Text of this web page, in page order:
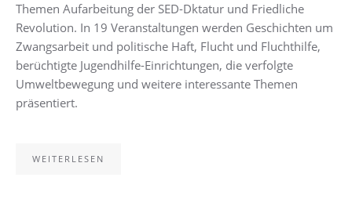
Themen Aufarbeitung der SED-Dktatur und Friedliche
Revolution. In 19 Veranstaltungen werden Geschichten um
Zwangsarbeit und politische Haft, Flucht und Fluchthilfe,
berüchtigte Jugendhilfe-Einrichtungen, die verfolgte
Umweltbewegung und weitere interessante Themen
präsentiert.
WEITERLESEN